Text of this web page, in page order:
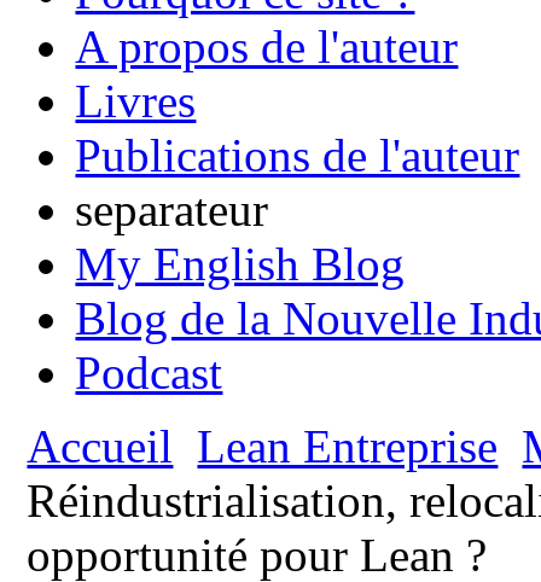
A propos de l'auteur
Livres
Publications de l'auteur
separateur
My English Blog
Blog de la Nouvelle
Podcast
Accueil Lean Entreprise
Réindustrialisation,
opportunité pour Lean ?